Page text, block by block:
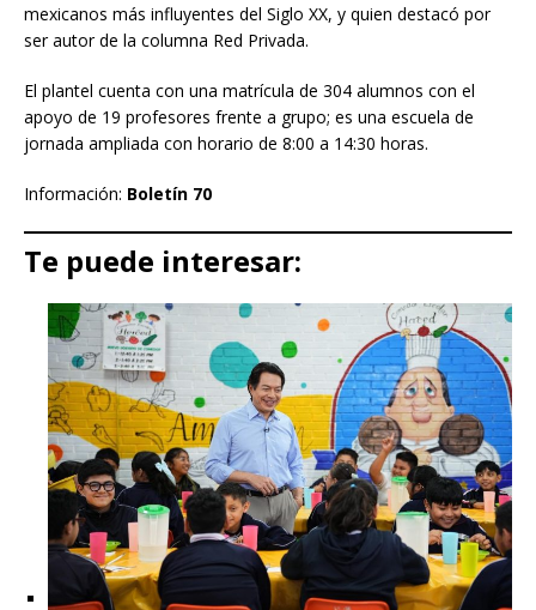
mexicanos más influyentes del Siglo XX, y quien destacó por
ser autor de la columna Red Privada.
El plantel cuenta con una matrícula de 304 alumnos con el
apoyo de 19 profesores frente a grupo; es una escuela de
jornada ampliada con horario de 8:00 a 14:30 horas.
Información: Boletín 70
Te puede interesar: